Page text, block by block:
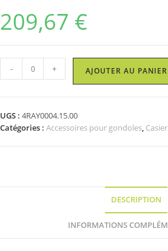
209,67 €
quantité
de
métal
déployé
- + AJOUTER AU PANIER
UGS : 4RAY0004.15.00
Catégories : Accessoires pour gondoles,
DESCRIPTION
INFORMATIONS